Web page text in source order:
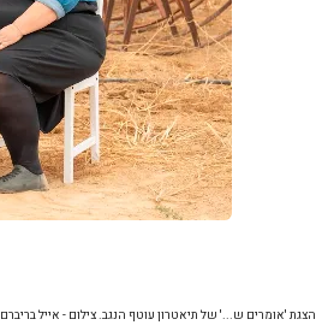
הצגת 'אומרים ש...' של תיאטרון עוטף הנגב. צילום - אייל בריברם